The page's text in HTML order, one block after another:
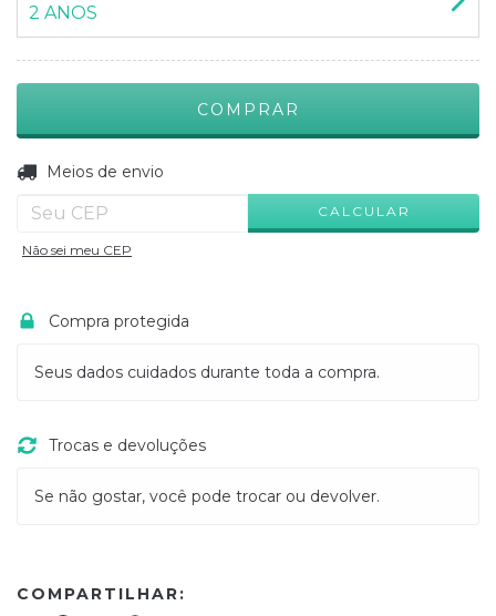
2 ANOS
Entregas para o CEP:
Meios de envio
CALCULAR
Não sei meu CEP
Compra protegida
Seus dados cuidados durante toda a compra.
Trocas e devoluções
Se não gostar, você pode trocar ou devolver.
COMPARTILHAR: